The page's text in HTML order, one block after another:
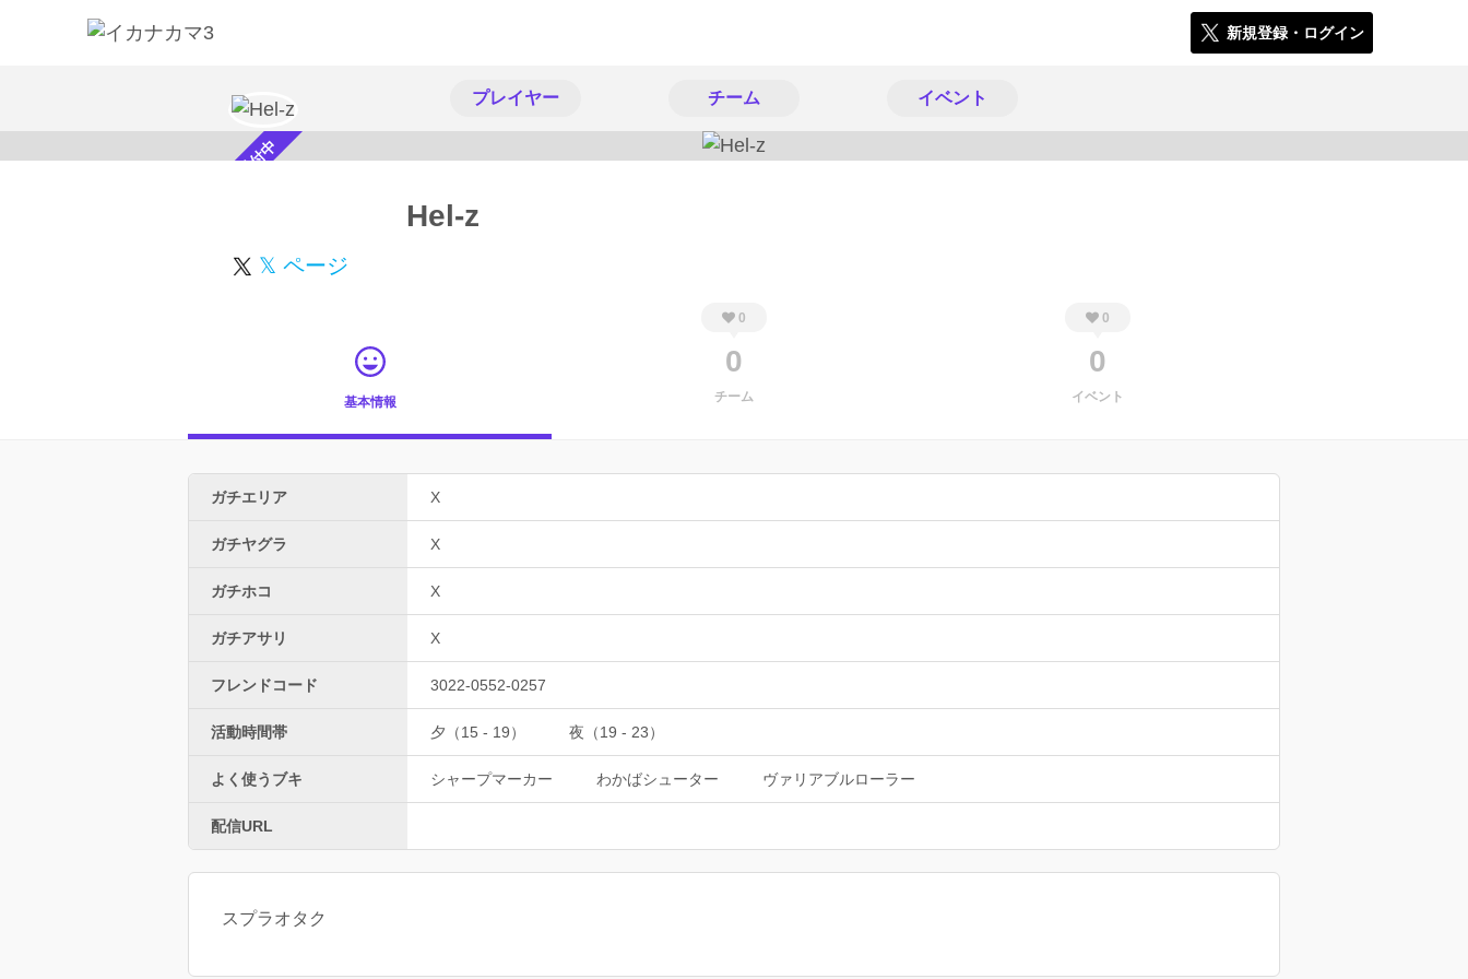
新規登録・ログイン
プレイヤー チーム イベント
スカウト受付中 Hel-z
𝕏 ページ
基本情報
0
0
チーム
0
0
イベント
ガチエリア X
ガチヤグラ X
ガチホコ X
ガチアサリ X
フレンドコード 3022-0552-0257
活動時間帯 夕（15 - 19） 夜（19 - 23）
よく使うブキ シャープマーカー わかばシューター ヴァリアブルローラー
配信URL
スプラオタク